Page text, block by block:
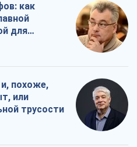
как
для
похоже,
или
трусости